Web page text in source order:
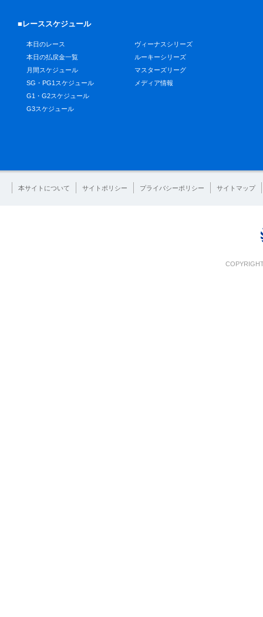
■レーススケジュール
本日のレース
本日の払戻金一覧
月間スケジュール
SG・PG1スケジュール
G1・G2スケジュール
G3スケジュール
ヴィーナスシリーズ
ルーキーシリーズ
マスターズリーグ
メディア情報
本サイトについて サイトポリシー プライバシーポリシー サイトマップ